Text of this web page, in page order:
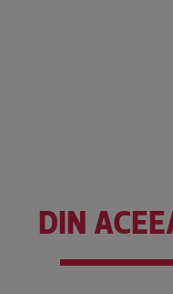
DIN